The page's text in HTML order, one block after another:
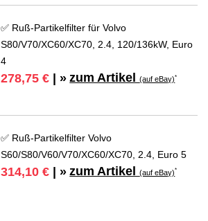
✅ Ruß-Partikelfilter für Volvo
S80/V70/XC60/XC70, 2.4, 120/136kW, Euro
4
278,75 € | » zum Artikel(auf eBay)*
✅ Ruß-Partikelfilter Volvo
S60/S80/V60/V70/XC60/XC70, 2.4, Euro 5
314,10 € | » zum Artikel(auf eBay)*